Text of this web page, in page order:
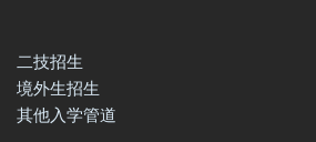
二技招生
境外生招生
其他入学管道